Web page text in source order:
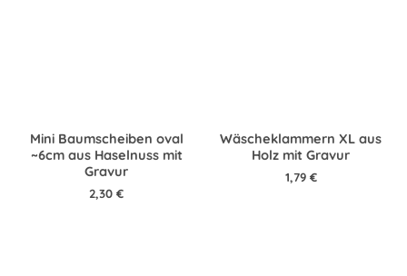
Mini Baumscheiben oval
~6cm aus Haselnuss mit
Gravur
2,30 €
Wäscheklammern XL aus
Holz mit Gravur
1,79 €